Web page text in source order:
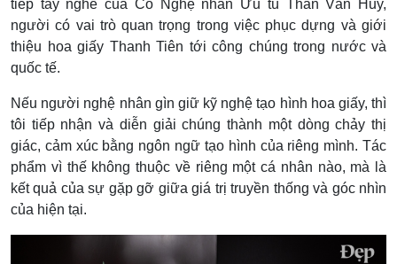
tiếp tay nghề của Cố Nghệ nhân Ưu tú Thân Văn Huy,
người có vai trò quan trọng trong việc phục dựng và giới
thiệu hoa giấy Thanh Tiên tới công chúng trong nước và
quốc tế.
Nếu người nghệ nhân gìn giữ kỹ nghệ tạo hình hoa giấy, thì
tôi tiếp nhận và diễn giải chúng thành một dòng chảy thị
giác, cảm xúc bằng ngôn ngữ tạo hình của riêng mình. Tác
phẩm vì thế không thuộc về riêng một cá nhân nào, mà là
kết quả của sự gặp gỡ giữa giá trị truyền thống và góc nhìn
của hiện tại.